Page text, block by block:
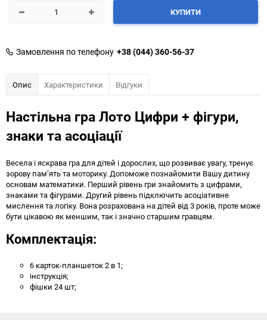
КУПИТИ
Замовлення по телефону +38 (044) 360-56-37
Опис Характеристики Відгуки
Настільна гра Лото Цифри + фігури,
знаки та асоціації
Весела і яскрава гра для дітей і дорослих, що розвиває увагу, тренує
зорову пам’ять та моторику. Допоможе познайомити Вашу дитину
основам математики. Перший рівень гри знайомить з цифрами,
знаками та фігурами. Другий рівень підключить асоціативне
мислення та логіку. Вона розрахована на дітей від 3 років, проте може
бути цікавою як меншим, так і значно старшим гравцям.
Комплектація:
6 карток-планшеток 2 в 1;
інструкція;
фішки 24 шт;